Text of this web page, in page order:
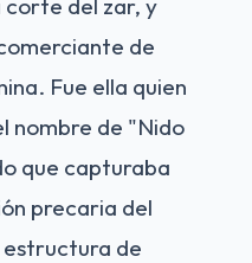
de
Fue ella quien
nombre de "Nido
que capturaba
precaria del
estructura de